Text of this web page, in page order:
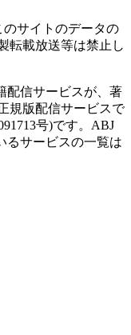
のサイトのデータの
転載放送等は禁止し
配信サービスが、著
規版配信サービスで
号)です。ABJ
るサービスの一覧は